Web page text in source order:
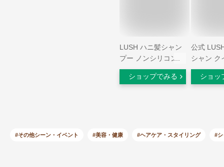
LUSH ハニ髪シャン
プー ノンシリコン
ノンパラベン いい匂
い プレゼント向け
式
ショップでみる
公式
シャン ク
プー メン
皮ケア
ゼント ギ
ショッ
#その他シーン・イベント #美容・健康 #ヘアケア・スタイリング #シ